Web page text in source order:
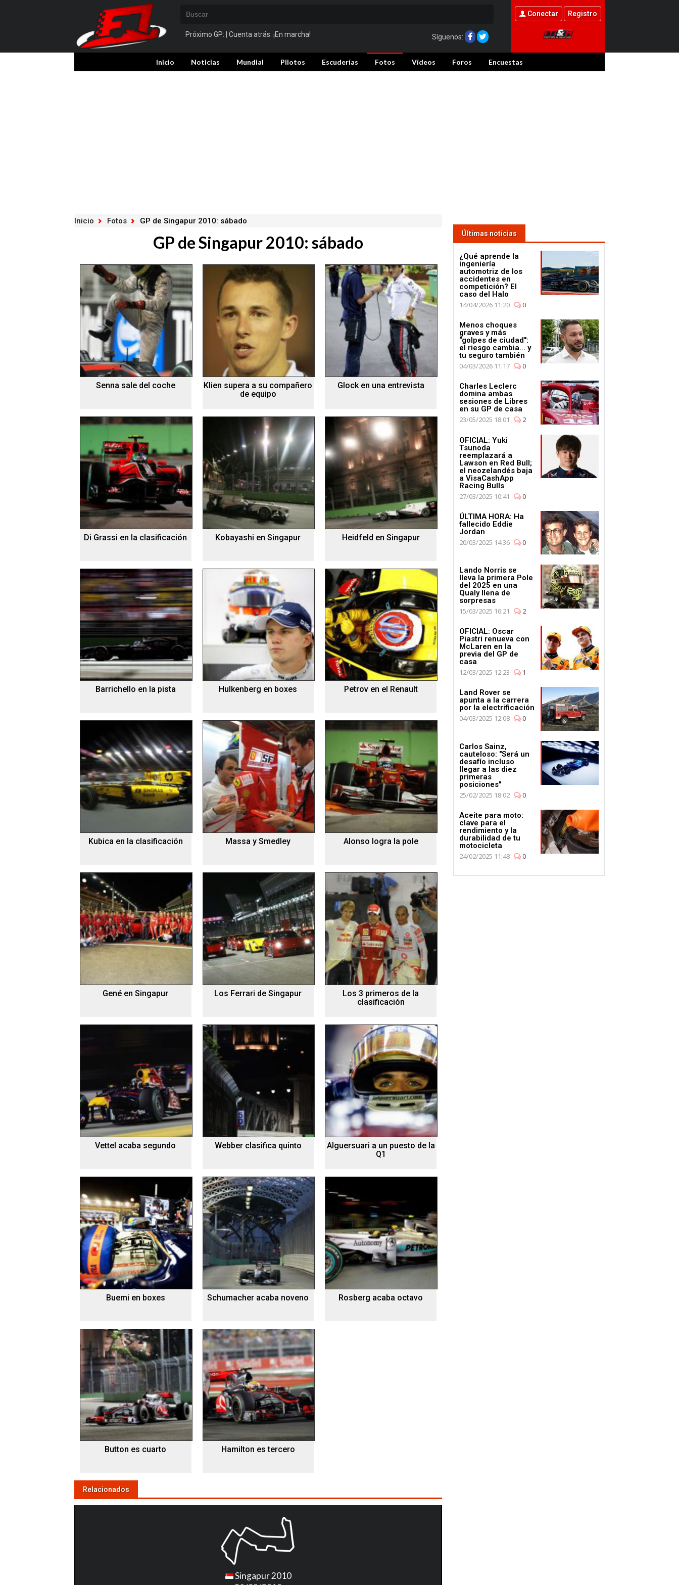
Próximo GP: | Cuenta atrás: ¡En marcha! Síguenos:
Conectar Registro
Inicio Noticias Mundial Pilotos Escuderías Fotos Vídeos Foros Encuestas
Inicio Fotos GP de Singapur 2010: sábado
GP de Singapur 2010: sábado
Senna sale del coche
Klien supera a su compañero
de equipo
Glock en una entrevista
Di Grassi en la clasificación Kobayashi en Singapur Heidfeld en Singapur
Barrichello en la pista Hulkenberg en boxes Petrov en el Renault
Kubica en la clasificación Massa y Smedley Alonso logra la pole
Gené en Singapur Los Ferrari de Singapur
Los 3 primeros de la
clasificación
Vettel acaba segundo Webber clasifica quinto
Alguersuari a un puesto de la
Q1
Buemi en boxes Schumacher acaba noveno Rosberg acaba octavo
Button es cuarto Hamilton es tercero
Relacionados
Singapur 2010
Últimas noticias
¿Qué aprende la
ingeniería
automotriz de los
accidentes en
competición? El
caso del Halo
14/04/2026 11:20
0
Menos choques
graves y más
"golpes de ciudad":
el riesgo cambia... y
tu seguro también
04/03/2026 11:17
0
Charles Leclerc
domina ambas
sesiones de Libres
en su GP de casa
23/05/2025 18:01
2
OFICIAL: Yuki
Tsunoda
reemplazará a
Lawson en Red Bull;
el neozelandés baja
a VisaCashApp
Racing Bulls
27/03/2025 10:41
0
ÚLTIMA HORA: Ha
fallecido Eddie
Jordan
20/03/2025 14:36
0
Lando Norris se
lleva la primera Pole
del 2025 en una
Qualy llena de
sorpresas
15/03/2025 16:21
2
OFICIAL: Oscar
Piastri renueva con
McLaren en la
previa del GP de
casa
12/03/2025 12:23
1
Land Rover se
apunta a la carrera
por la electrificación
04/03/2025 12:08
0
Carlos Sainz,
cauteloso: "Será un
desafío incluso
llegar a las diez
primeras
posiciones"
25/02/2025 18:02
0
Aceite para moto:
clave para el
rendimiento y la
durabilidad de tu
motocicleta
24/02/2025 11:48
0